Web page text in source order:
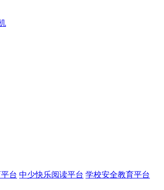
台 中少快乐阅读平台 学校安全教育平台